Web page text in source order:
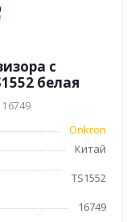
с
белая
16749
Onkron
Китай
TS1552
16749